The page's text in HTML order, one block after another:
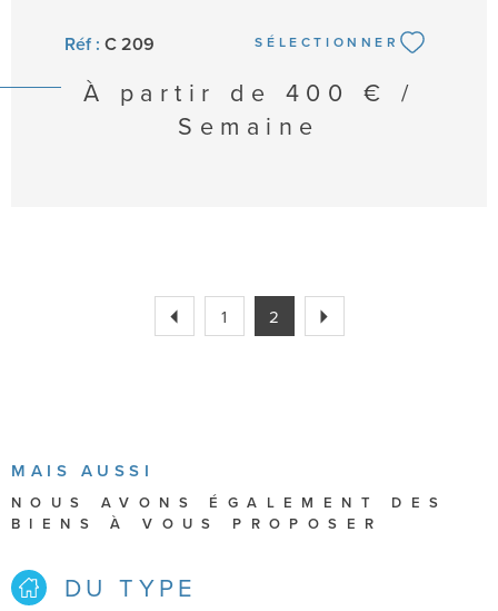
Réf : C 209 SÉLECTIONNER
À partir de
400 € /
Semaine
1 2
MAIS AUSSI
NOUS AVONS ÉGALEMENT DES
BIENS À VOUS PROPOSER
DU TYPE